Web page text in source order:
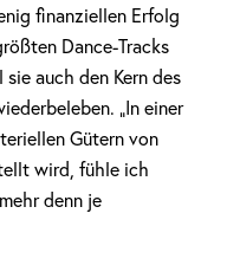
finanziellen Erfolg
Dance-Tracks
auch den Kern des
„In einer
Gütern von
wird, fühle ich
denn je